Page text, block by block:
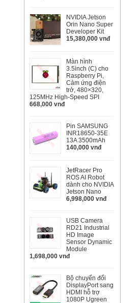
NVIDIA Jetson
Orin Nano Super
Developer Kit
15,380,000 vnđ
Màn hình
3.5inch (C) cho
Raspberry Pi,
Cảm ứng điện
trở, 480×320,
125MHz High-Speed SPI
668,000 vnđ
Pin SAMSUNG
INR18650-35E
13A 3500mAh
140,000 vnđ
JetRacer Pro
ROS AI Robot
dành cho NVIDIA
Jetson Nano
6,998,000 vnđ
USB Camera
RD21 Industrial
HD Image
Sensor Dynamic
Module
1,698,000 vnđ
Bộ chuyển đổi
DisplayPort sang
HDMI hỗ trợ
1080P Ugreen